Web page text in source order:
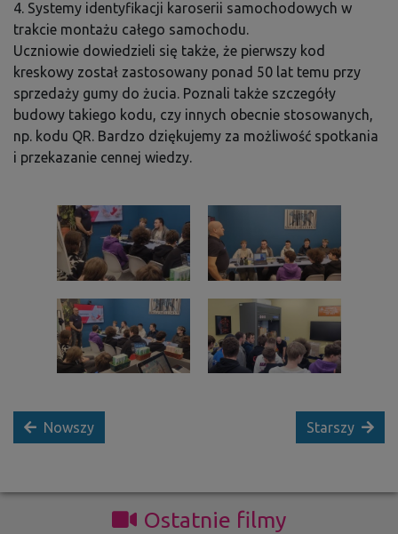
4. Systemy identyfikacji karoserii samochodowych w
trakcie montażu całego samochodu.
Uczniowie dowiedzieli się także, że pierwszy kod
kreskowy został zastosowany ponad 50 lat temu przy
sprzedaży gumy do żucia. Poznali także szczegóły
budowy takiego kodu, czy innych obecnie stosowanych,
np. kodu QR. Bardzo dziękujemy za możliwość spotkania
i przekazanie cennej wiedzy.
Nowszy Starszy
Ostatnie filmy